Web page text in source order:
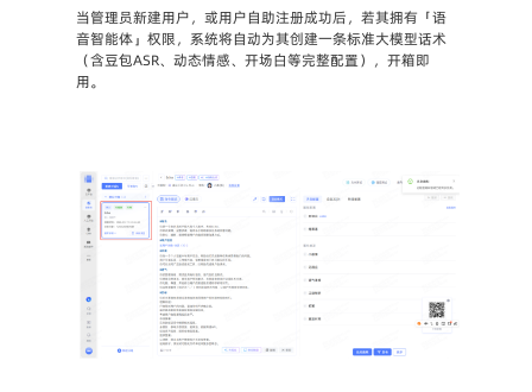
当管理员新建用户，或用户自助注册成功后，若其拥有「语
音智能体」权限，系统将自动为其创建一条标准大模型话术
（含豆包ASR、动态情感、开场白等完整配置），开箱即
用。